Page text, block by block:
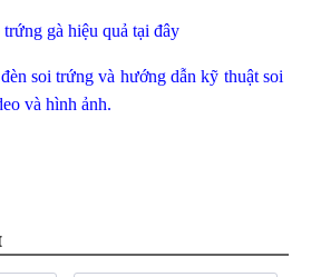
gà hiệu quả tại đây
soi trứng và hướng dẫn kỹ thuật soi
và hình ảnh.